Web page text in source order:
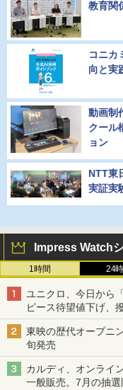
教育関
コニカ
向と実
動画制
クール
ョン
NTT東
実証実
Impress Watch
1時間 24
ユニクロ、今日から
ピース待望値下げ、
東映の歴代オープニ
旬発売
カルディ、オンライ
一般販売。7月の抽